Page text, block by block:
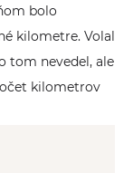
bolo
kilometre. Volal
tom nevedel, ale
kilometrov